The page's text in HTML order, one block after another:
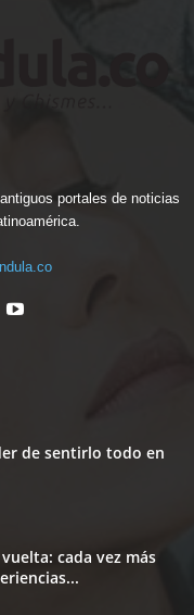
portales de noticias
de sentirlo todo en
cada vez más